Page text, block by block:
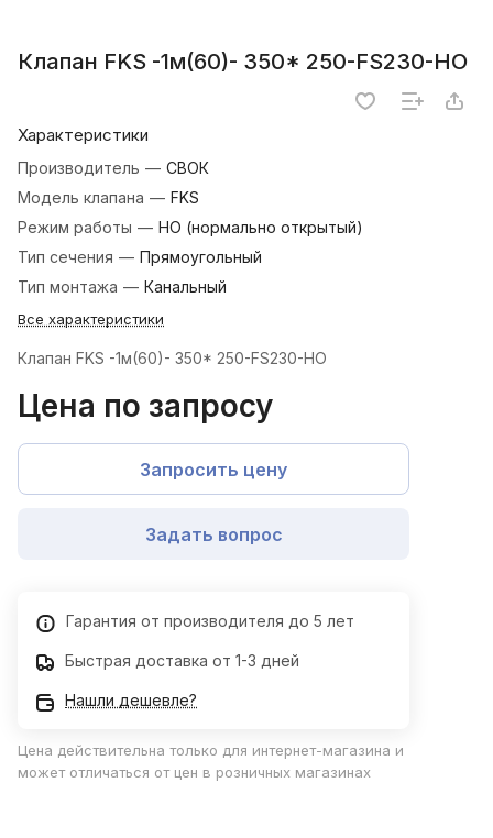
Клапан FKS -1м(60)- 350* 250-FS230-НО
Характеристики
Производитель — СВОК
Модель клапана — FKS
Режим работы — НО (нормально открытый)
Тип сечения — Прямоугольный
Тип монтажа — Канальный
Все характеристики
Клапан FKS -1м(60)- 350* 250-FS230-НО
Цена по запросу
Запросить цену
Задать вопрос
Гарантия от производителя до 5 лет
Быстрая доставка от 1-3 дней
Нашли дешевле?
Цена действительна только для интернет-магазина и
может отличаться от цен в розничных магазинах